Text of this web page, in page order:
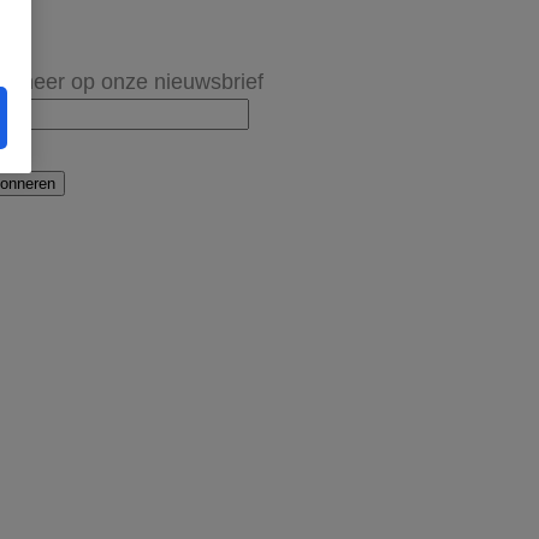
op onze nieuwsbrief